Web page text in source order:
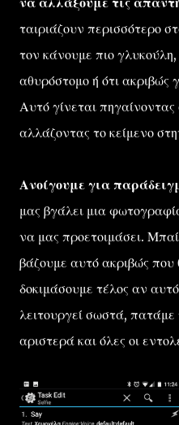
ταιριάζουν περισσότερο
τον κάνουμε πιο γλυκούλη,
αθυρόστομο ή ότι
Αυτό γίνεται
αλλάζοντας το κείμενο
Ανοίγουμε για
μας βγάλει μια
να μας προετοιμάσει.
βάζουμε αυτό ακριβώς που
δοκιμάσουμε τέλος αν
λειτουργεί σωστά,
αριστερά και όλες οι